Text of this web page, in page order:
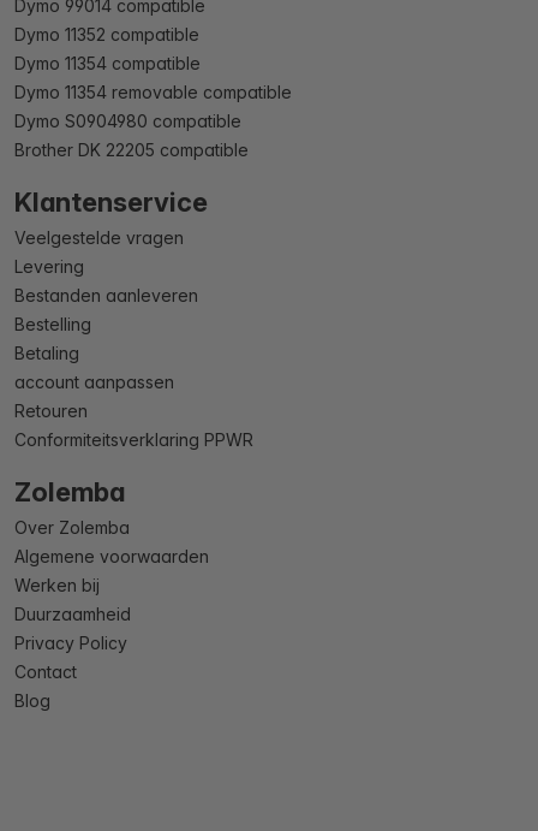
Dymo 99014 compatible
Dymo 11352 compatible
Dymo 11354 compatible
Dymo 11354 removable compatible
Dymo S0904980 compatible
Brother DK 22205 compatible
Klantenservice
Veelgestelde vragen
Levering
Bestanden aanleveren
Bestelling
Betaling
account aanpassen
Retouren
Conformiteitsverklaring PPWR
Zolemba
Over Zolemba
Algemene voorwaarden
Werken bij
Duurzaamheid
Privacy Policy
Contact
Blog